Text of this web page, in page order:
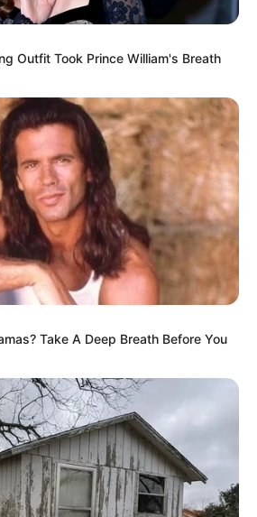
Gagal
Kamu
Anti
Konyol
Malam
Outfit Took Prince William's Breath
Take A Deep Breath Before You